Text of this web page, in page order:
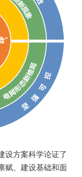
设方案科学论证了
赋、建设基础和面